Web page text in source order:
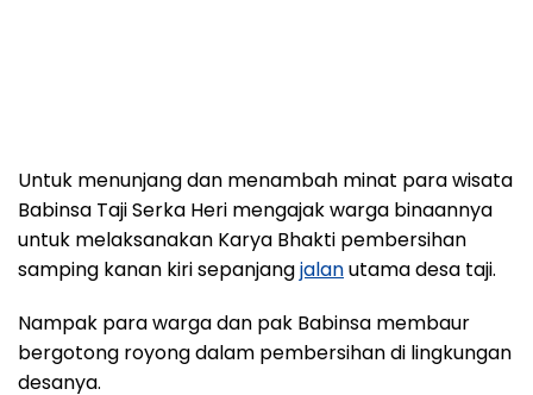
Untuk menunjang dan menambah minat para wisata
Babinsa Taji Serka Heri mengajak warga binaannya
untuk melaksanakan Karya Bhakti pembersihan
samping kanan kiri sepanjangjalanutama desa taji.
Nampak para warga dan pak Babinsa membaur
bergotong royong dalam pembersihan di lingkungan
desanya.